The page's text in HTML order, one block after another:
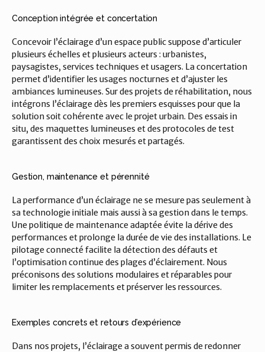
Conception intégrée et concertation
Concevoir l’éclairage d’un espace public suppose d’articuler
plusieurs échelles et plusieurs acteurs : urbanistes,
paysagistes, services techniques et usagers. La concertation
permet d’identifier les usages nocturnes et d’ajuster les
ambiances lumineuses. Sur des projets de réhabilitation, nous
intégrons l’éclairage dès les premiers esquisses pour que la
solution soit cohérente avec le projet urbain. Des essais in
situ, des maquettes lumineuses et des protocoles de test
garantissent des choix mesurés et partagés.
Gestion, maintenance et pérennité
La performance d’un éclairage ne se mesure pas seulement à
sa technologie initiale mais aussi à sa gestion dans le temps.
Une politique de maintenance adaptée évite la dérive des
performances et prolonge la durée de vie des installations. Le
pilotage connecté facilite la détection des défauts et
l’optimisation continue des plages d’éclairement. Nous
préconisons des solutions modulaires et réparables pour
limiter les remplacements et préserver les ressources.
Exemples concrets et retours d’expérience
Dans nos projets, l’éclairage a souvent permis de redonner